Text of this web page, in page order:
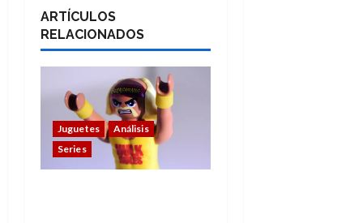
ARTÍCULOS
RELACIONADOS
Juguetes
Análisis
Series